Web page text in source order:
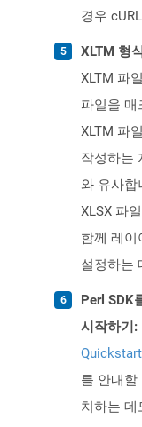
경우
XLTM 형
XLTM 파
파일을 매
XLTM 파
작성하는
와 유사합
XLSX 파
함께 레이
설정하는
Perl SDK
시작하기:
Quickstart
를 안내할
치하는 데